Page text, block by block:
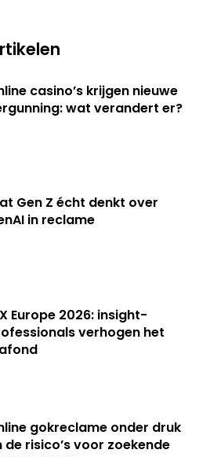
casino’s krijgen nieuwe
wat verandert er?
Gen Z écht denkt over
in reclame
Europe 2026: insight-
verhogen het
gokreclame onder druk
de risico’s voor zoekende